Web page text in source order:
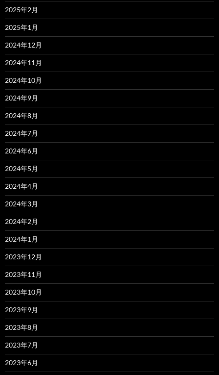
2025年2月
2025年1月
2024年12月
2024年11月
2024年10月
2024年9月
2024年8月
2024年7月
2024年6月
2024年5月
2024年4月
2024年3月
2024年2月
2024年1月
2023年12月
2023年11月
2023年10月
2023年9月
2023年8月
2023年7月
2023年6月